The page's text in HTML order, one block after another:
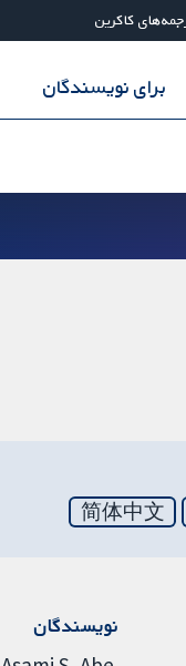
کاکرین
برای نویسندگان
简体中文
نویسندگان